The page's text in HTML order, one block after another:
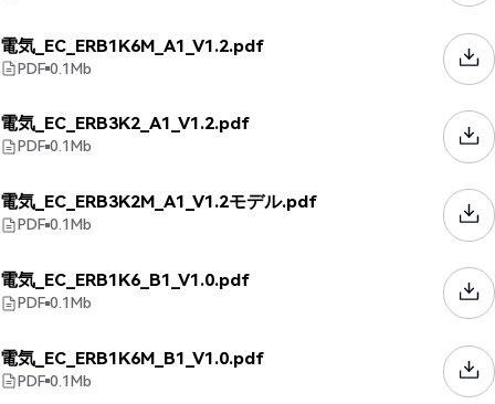
電気_EC_ERB1K6M_A1_V1.2.pdf
PDF 0.1Mb
電気_EC_ERB3K2_A1_V1.2.pdf
PDF 0.1Mb
電気_EC_ERB3K2M_A1_V1.2モデル.pdf
PDF 0.1Mb
電気_EC_ERB1K6_B1_V1.0.pdf
PDF 0.1Mb
電気_EC_ERB1K6M_B1_V1.0.pdf
PDF 0.1Mb